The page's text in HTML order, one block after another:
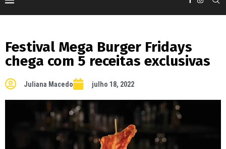
Festival Mega Burger Fridays
chega com 5 receitas exclusivas
Juliana Macedo julho 18, 2022